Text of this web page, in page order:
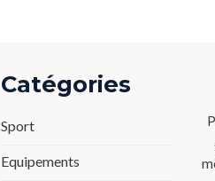
Catégories
Sport
Equipements